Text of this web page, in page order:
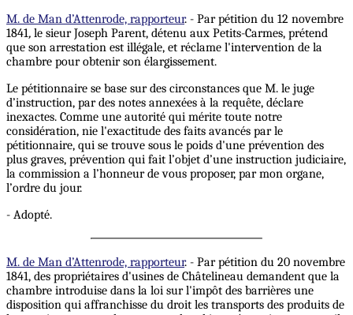
M. de Man d’Attenrode, rapporteur. - Par pétition du 12 novembre
1841, le sieur Joseph Parent, détenu aux Petits-Carmes, prétend
que son arrestation est illégale, et réclame l'intervention de la
chambre pour obtenir son élargissement.
Le pétitionnaire se base sur des circonstances que M. le juge
d’instruction, par des notes annexées à la requête, déclare
inexactes. Comme une autorité qui mérite toute notre
considération, nie l'exactitude des faits avancés par le
pétitionnaire, qui se trouve sous le poids d'une prévention des
plus graves, prévention qui fait l’objet d’une instruction judiciaire,
la commission a l’honneur de vous proposer, par mon organe,
l’ordre du jour.
- Adopté.
M. de Man d’Attenrode, rapporteur. - Par pétition du 20 novembre
1841, des propriétaires d'usines de Châtelineau demandent que la
chambre introduise dans la loi sur l'impôt des barrières une
disposition qui affranchisse du droit les transports des produits de